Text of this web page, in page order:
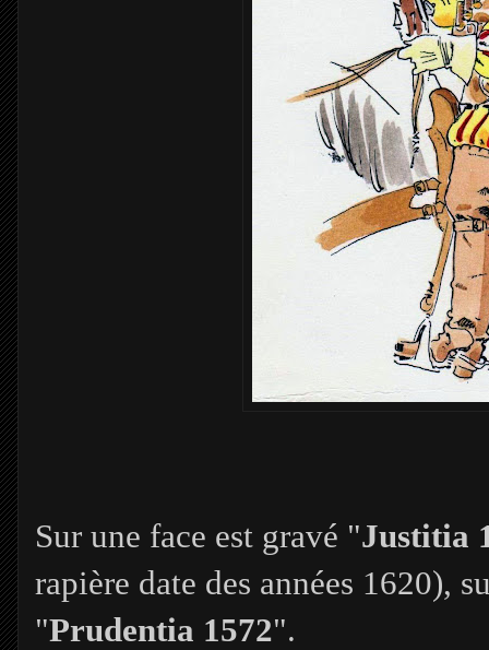
Sur une face est gravé "Justitia
rapière date des années 1620),
"Prudentia 1572".